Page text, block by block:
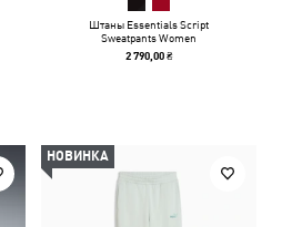
Штаны Essentials Script
Sweatpants Women
2 790,00 ₴
НОВИНКА